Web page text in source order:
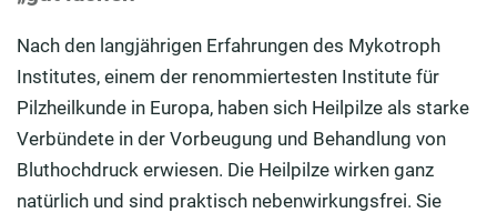
Nach den langjährigen Erfahrungen des Mykotroph
Institutes, einem der renommiertesten Institute für
Pilzheilkunde in Europa, haben sich Heilpilze als starke
Verbündete in der Vorbeugung und Behandlung von
Bluthochdruck erwiesen. Die Heilpilze wirken ganz
natürlich und sind praktisch nebenwirkungsfrei. Sie